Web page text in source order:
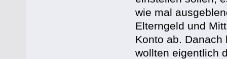
wie mal
Elterngeld und
Konto ab.
wollten eigentlich